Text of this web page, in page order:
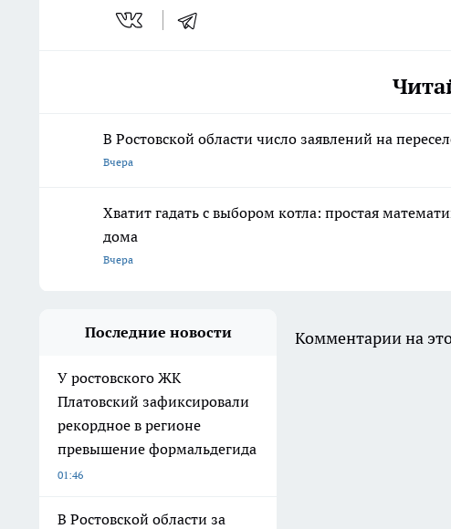
В Ростовской области число заявлений на
Вчера
Хватит гадать с выбором котла: простая
дома
Вчера
Последние новости
У ростовского ЖК
Платовский зафиксировали
рекордное в регионе
превышение формальдегида
01:46
В Ростовской области за
Комментарии на